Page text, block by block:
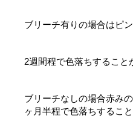
ブリーチ有りの場合はピ
2週間程で色落ちすること
ブリーチなしの場合赤み
ヶ月半程で色落ちすること